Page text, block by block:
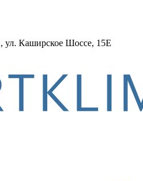
ул. Каширское Шоссе, 15Е